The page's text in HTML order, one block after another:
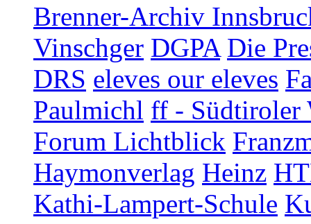
Brenner-Archiv
Vinschger DGPA Die
DRS eleves our eleves
Paulmichl ff - Südtiroler
Forum Lichtblick
Haymonverlag Heinz
Kathi-Lampert-Schule